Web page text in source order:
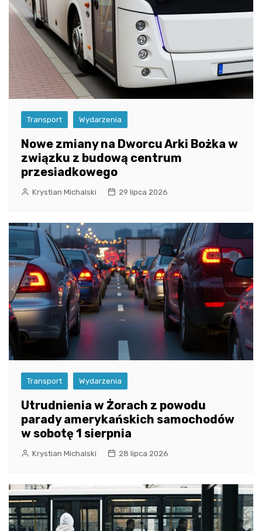
Transport Wydarzenia
Nowe zmiany na Dworcu Arki Bożka w
związku z budową centrum
przesiadkowego
Krystian Michalski 29 lipca 2026
Transport Wydarzenia
Utrudnienia w Żorach z powodu
parady amerykańskich samochodów
w sobotę 1 sierpnia
Krystian Michalski 28 lipca 2026